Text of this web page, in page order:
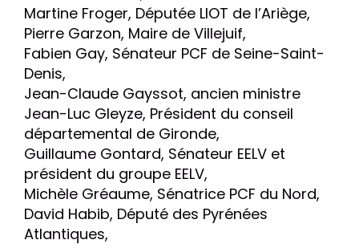
Martine Froger, Députée LIOT de l’Ariège,
Pierre Garzon, Maire de Villejuif,
Fabien Gay, Sénateur PCF de Seine-Saint-
Denis,
Jean-Claude Gayssot, ancien ministre
Jean-Luc Gleyze, Président du conseil
départemental de Gironde,
Guillaume Gontard, Sénateur EELV et
président du groupe EELV,
Michèle Gréaume, Sénatrice PCF du Nord,
David Habib, Député des Pyrénées
Atlantiques,